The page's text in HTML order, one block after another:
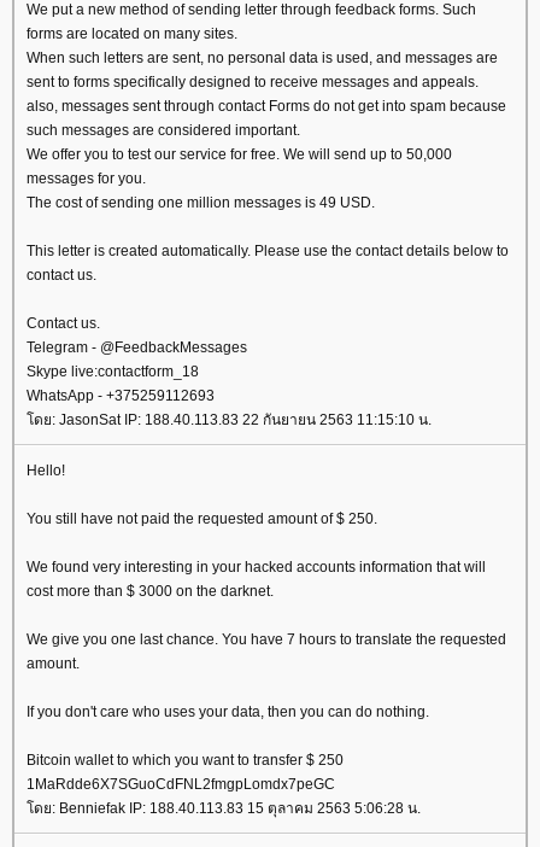
We put a new method of sending letter through feedback forms. Such
forms are located on many sites.
When such letters are sent, no personal data is used, and messages are
sent to forms specifically designed to receive messages and appeals.
also, messages sent through contact Forms do not get into spam because
such messages are considered important.
We offer you to test our service for free. We will send up to 50,000
messages for you.
The cost of sending one million messages is 49 USD.
This letter is created automatically. Please use the contact details below to
contact us.
Contact us.
Telegram - @FeedbackMessages
Skype live:contactform_18
WhatsApp - +375259112693
ดย: JasonSat IP: 188.40.113.83 22 กันยายน 2563 11:15:10 น.
Hello!
You still have not paid the requested amount of $ 250.
We found very interesting in your hacked accounts information that will
cost more than $ 3000 on the darknet.
We give you one last chance. You have 7 hours to translate the requested
amount.
If you don't care who uses your data, then you can do nothing.
Bitcoin wallet to which you want to transfer $ 250
1MaRdde6X7SGuoCdFNL2fmgpLomdx7peGC
ดย: Benniefak IP: 188.40.113.83 15 ตุลาคม 2563 5:06:28 น.